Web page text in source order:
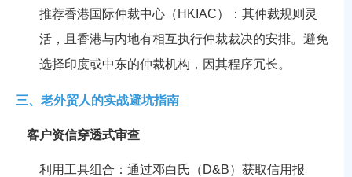
推荐香港国际仲裁中心（HKIAC）：其仲裁规则灵
活，且香港与内地有相互执行仲裁裁决的安排。避免
选择印度或中东的仲裁机构，因其程序冗长。
三、老外贸人的实战避坑指南
客户资信穿透式审查
利用工具组合：通过邓白氏（D&B）获取信用报